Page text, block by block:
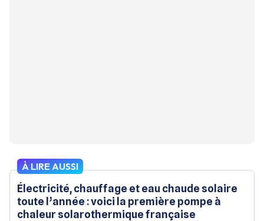
À LIRE AUSSI
Électricité, chauffage et eau chaude solaire
toute l’année : voici la première pompe à
chaleur solarothermique française